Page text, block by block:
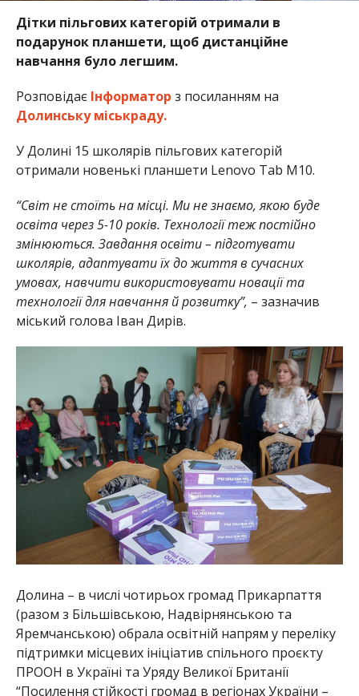
Дітки пільгових категорій отримали в
подарунок планшети, щоб дистанційне
навчання було легшим.
Розповідає Інформатор з посиланням на
Долинську міськраду.
У Долині 15 школярів пільгових категорій
отримали новенькі планшети Lenovo Tab M10.
“Світ не стоїть на місці. Ми не знаємо, якою буде
освіта через 5-10 років. Технології теж постійно
змінюються. Завдання освіти – підготувати
школярів, адаптувати їх до життя в сучасних
умовах, навчити використовувати новації та
технології для навчання й розвитку”, – зазначив
міський голова Іван Дирів.
Долина – в числі чотирьох громад Прикарпаття
(разом з Більшівською, Надвірнянською та
Яремчанською) обрала освітній напрям у переліку
підтримки місцевих ініціатив спільного проєкту
ПРООН в Україні та Уряду Великої Британії
“Посилення стійкості громад в регіонах України –